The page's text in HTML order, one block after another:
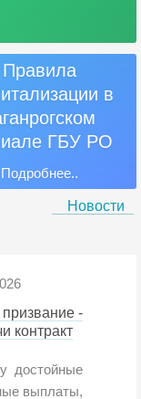
Правила
в
ГБУ РО
Подробнее..
Новости
-
контракт
достойные
выплаты,